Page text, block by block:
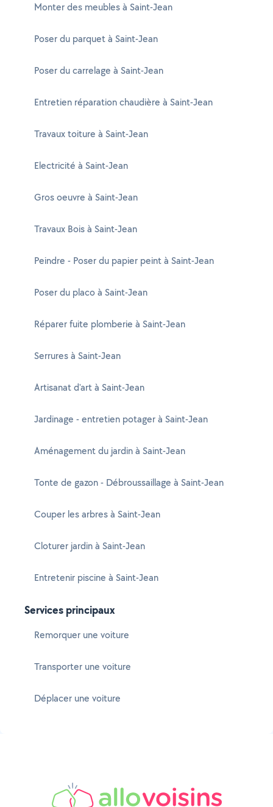
Monter des meubles à Saint-Jean
Poser du parquet à Saint-Jean
Poser du carrelage à Saint-Jean
Entretien réparation chaudière à Saint-Jean
Travaux toiture à Saint-Jean
Electricité à Saint-Jean
Gros oeuvre à Saint-Jean
Travaux Bois à Saint-Jean
Peindre - Poser du papier peint à Saint-Jean
Poser du placo à Saint-Jean
Réparer fuite plomberie à Saint-Jean
Serrures à Saint-Jean
Artisanat d'art à Saint-Jean
Jardinage - entretien potager à Saint-Jean
Aménagement du jardin à Saint-Jean
Tonte de gazon - Débroussaillage à Saint-Jean
Couper les arbres à Saint-Jean
Cloturer jardin à Saint-Jean
Entretenir piscine à Saint-Jean
Services principaux
Remorquer une voiture
Transporter une voiture
Déplacer une voiture